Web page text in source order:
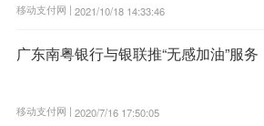
移动支付网 | 2021/10/18 14:33:46
广东南粤银行与银联推“无感加油”服务
移动支付网 | 2020/7/16 17:50:05